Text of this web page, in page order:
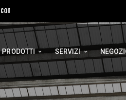
solo su nostri prodotti
PRODOTTI SERVIZI